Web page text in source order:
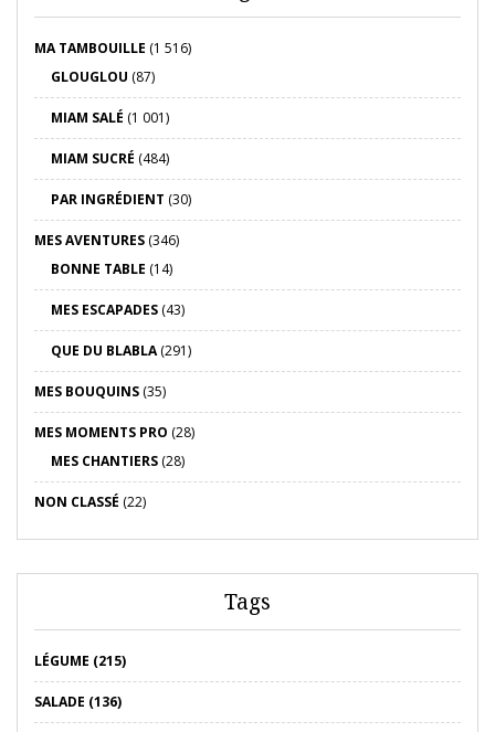
MA TAMBOUILLE (1 516)
GLOUGLOU (87)
MIAM SALÉ (1 001)
MIAM SUCRÉ (484)
PAR INGRÉDIENT (30)
MES AVENTURES (346)
BONNE TABLE (14)
MES ESCAPADES (43)
QUE DU BLABLA(291)
MES BOUQUINS (35)
MES MOMENTS PRO (28)
MES CHANTIERS (28)
NON CLASSÉ (22)
Tags
LÉGUME (215)
SALADE (136)